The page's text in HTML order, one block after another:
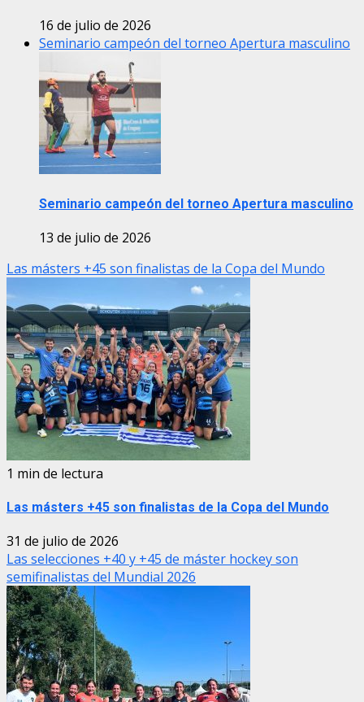
16 de julio de 2026
Seminario campeón del torneo Apertura masculino
Seminario campeón del torneo Apertura masculino
13 de julio de 2026
Las másters +45 son finalistas de la Copa del Mundo
1 min de lectura
Las másters +45 son finalistas de la Copa del Mundo
31 de julio de 2026
Las selecciones +40 y +45 de máster hockey son
semifinalistas del Mundial 2026